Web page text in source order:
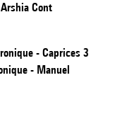
Cont
- Caprices 3
- Manuel